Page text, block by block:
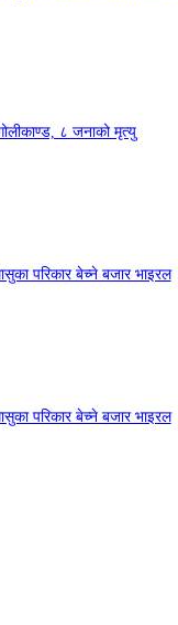
८ जनाको मृत्यु
परिकार बेच्ने बजार भाइरल
परिकार बेच्ने बजार भाइरल